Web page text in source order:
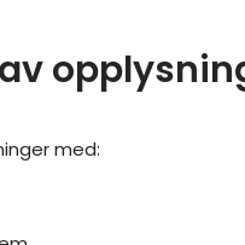
med: